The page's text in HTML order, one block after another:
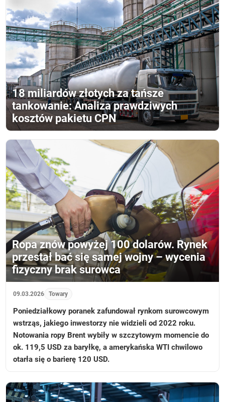
18 miliardów złotych za tańsze
tankowanie: Analiza prawdziwych
kosztów pakietu CPN
Ropa znów powyżej 100 dolarów. Rynek
przestał bać się samej wojny – wycenia
fizyczny brak surowca
09.03.2026 Towary
Poniedziałkowy poranek zafundował rynkom surowcowym
wstrząs, jakiego inwestorzy nie widzieli od 2022 roku.
Notowania ropy Brent wybiły w szczytowym momencie do
ok. 119,5 USD za baryłkę, a amerykańska WTI chwilowo
otarła się o barierę 120 USD.